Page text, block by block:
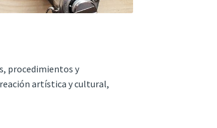
procedimientos y
artística y cultural,